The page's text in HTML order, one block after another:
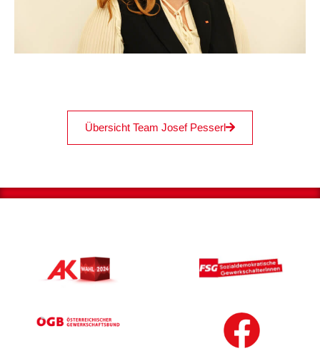
Übersicht Team Josef Pesserl